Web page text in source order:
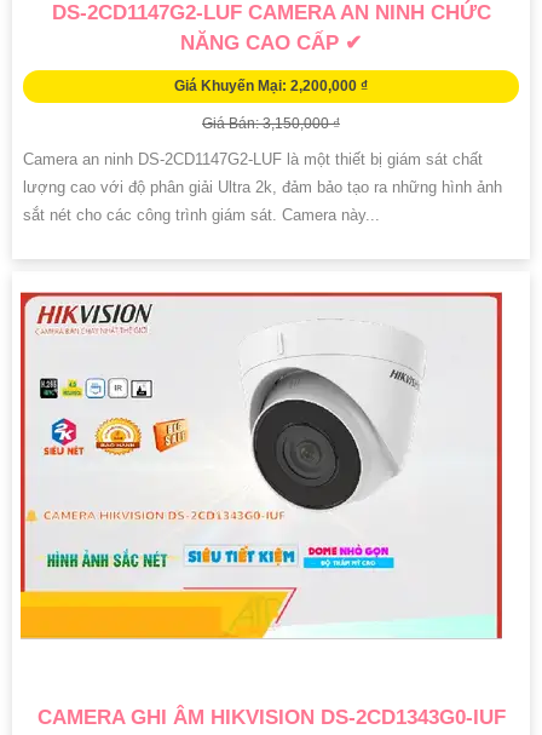
DS-2CD1147G2-LUF CAMERA AN NINH CHỨC
NĂNG CAO CẤP ✔
Giá Khuyến Mại: 2,200,000 ₫
Giá Bán: 3,150,000 ₫
Camera an ninh DS-2CD1147G2-LUF là một thiết bị giám sát chất
lượng cao với độ phân giải Ultra 2k, đảm bảo tạo ra những hình ảnh
sắt nét cho các công trình giám sát. Camera này...
CAMERA GHI ÂM HIKVISION DS-2CD1343G0-IUF